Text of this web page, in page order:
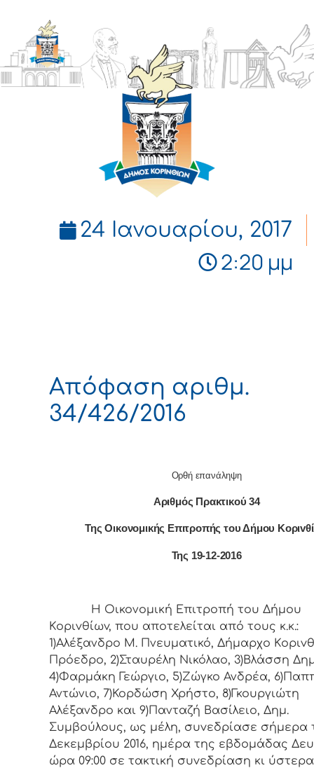
ΔΗΜΟΣ
ΚΟΡΙΝΘΙΩΝ
24 Ιανουαρίου, 2017
2:20 μμ
Απόφαση αριθμ.
34/426/2016
Ορθή επανάληψη
Αριθμός Πρακτικού 34
Της Οικονομικής Επιτρoπής τoυ Δήμoυ
Της 19-12-2016
Η Οικονομική Επιτρoπή τoυ Δήμoυ
Κoριvθίωv, πoυ απoτελείται από τoυς κ.κ.:
1)Αλέξανδρο Μ. Πνευματικό, Δήμαρχo
Πρόεδρo, 2)Σταυρέλη Νικόλαο, 3)Βλάσση
4)Φαρμάκη Γεώργιο, 5)Ζώγκο Ανδρέα,
Αντώνιο, 7)Κορδώση Χρήστο, 8)Γκουργιώτη
Αλέξανδρο και 9)Πανταζή Βασίλειο, Δημ.
Συμβoύλoυς, ως μέλη, συvεδρίασε σήμερα
Δεκεμβρίου 2016, ημέρα της εβδoμάδας
ώρα 09:00 σε τακτική συvεδρίαση κι